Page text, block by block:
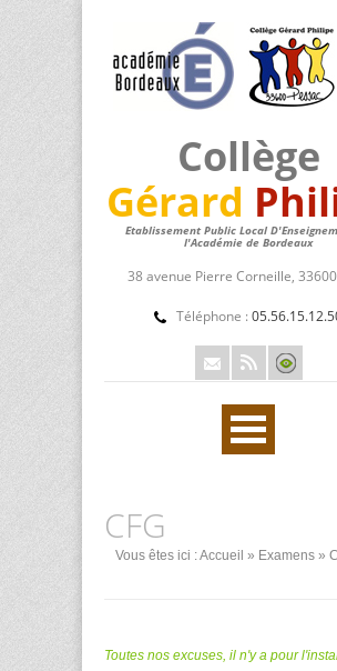
Collège
Gérard
Etablissement Public Local
l'Académie de Bordeaux
38 avenue Pierre Corneille,
Téléphone :
CFG
Vous êtes ici :Accueil » Examens »
Toutes nos excuses, il n'y a pour